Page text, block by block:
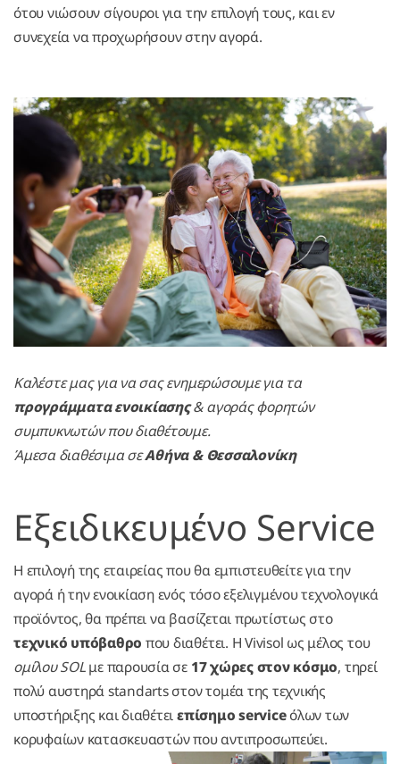
ότου νιώσουν σίγουροι για την επιλογή τους, και εν
συνεχεία να προχωρήσουν στην αγορά.
Καλέστε μας για να σας ενημερώσουμε για τα
προγράμματα ενοικίασης& αγοράς φορητών
συμπυκνωτών που διαθέτουμε.
Άμεσα διαθέσιμα σεΑθήνα & Θεσσαλονίκη
Εξειδικευμένο Service
Η επιλογή της εταιρείας που θα εμπιστευθείτε για την
αγορά ή την ενοικίαση ενός τόσο εξελιγμένου τεχνολογικά
προϊόντος, θα πρέπει να βασίζεται πρωτίστως στο
τεχνικό υπόβαθρο που διαθέτει. Η Vivisol ως μέλος του
ομίλου SOLμε παρουσία σε 17 χώρες στον κόσμο, τηρεί
πολύ αυστηρά standarts στον τομέα της τεχνικής
υποστήριξης και διαθέτειεπίσημο serviceόλων των
κορυφαίων κατασκευαστών που αντιπροσωπεύει.